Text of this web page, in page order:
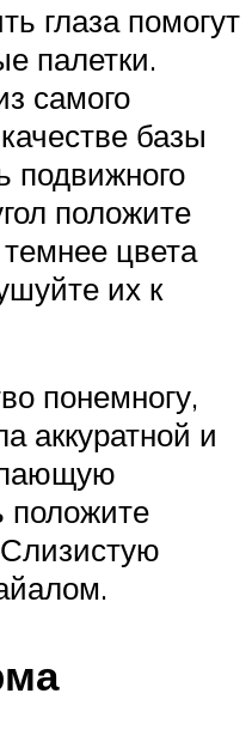
глаза помогут
палетки.
самого
базы
подвижного
положите
цвета
их к
понемногу,
аккуратной и
положите